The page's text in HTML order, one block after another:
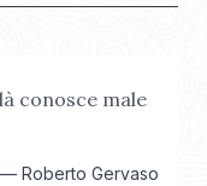
conosce male
— Roberto Gervaso